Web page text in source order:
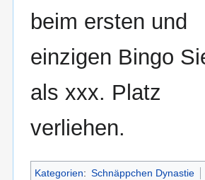
beim ersten und
einzigen Bingo
als xxx. Platz
verliehen.
Kategorien: Schnäppchen Dynastie